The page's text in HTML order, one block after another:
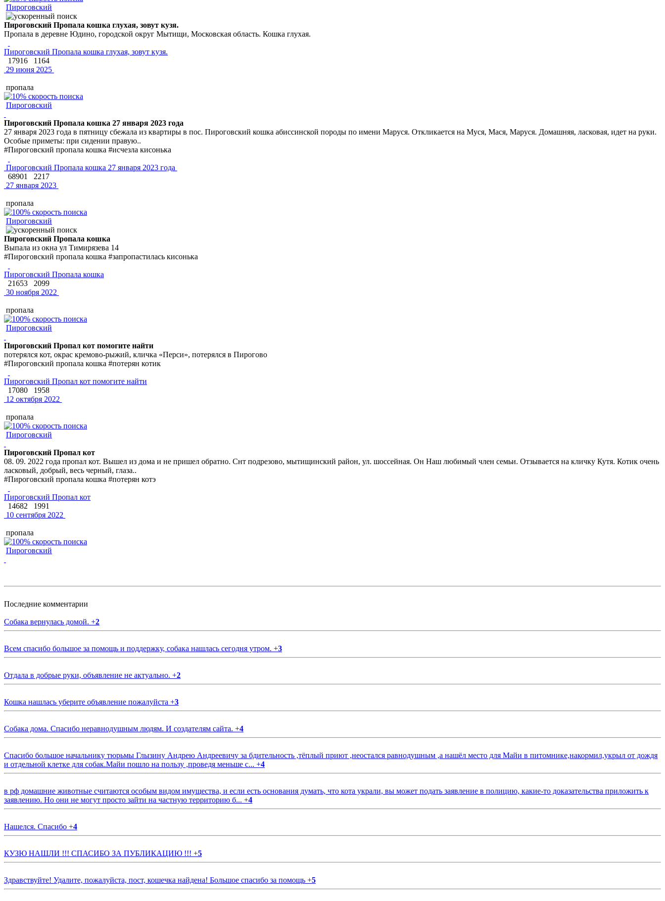
Пироговский
Пироговский Пропала кошка глухая, зовут кузя.
Пропала в деревне Юдино, городской округ Мытищи, Московская область. Кошка глухая.
Пироговский Пропала кошка глухая, зовут кузя.
17916
1164
29 июня 2025
пропала
Пироговский
Пироговский Пропала кошка 27 января 2023 года
27 января 2023 года в пятницу сбежала из квартиры в пос. Пироговский кошка абиссинской породы по имени Маруся. Откликается на Муся, Мася, Маруся. Домашняя, ласковая, идет на руки.
Особые приметы: при сидении правую..
#Пироговский пропала кошка #исчезла кисонька
Пироговский Пропала кошка 27 января 2023 года
68901
2217
27 января 2023
пропала
Пироговский
Пироговский Пропала кошка
Выпала из окна ул Тимирязева 14
#Пироговский пропала кошка #запропастилась кисонька
Пироговский Пропала кошка
21653
2099
30 ноября 2022
пропала
Пироговский
Пироговский Пропал кот помогите найти
потерялся кот, окрас кремово-рыжий, кличка «Перси», потерялся в Пирогово
#Пироговский пропала кошка #потерян котик
Пироговский Пропал кот помогите найти
17080
1958
12 октября 2022
пропала
Пироговский
Пироговский Пропал кот
08. 09. 2022 года пропал кот. Вышел из дома и не пришел обратно. Снт подрезово, мытищинский район, ул. шоссейная. Он Наш любимый член семьи. Отзывается на кличку Кутя. Котик очень
ласковый, добрый, весь черный, глаза..
#Пироговский пропала кошка #потерян котэ
Пироговский Пропал кот
14682
1991
10 сентября 2022
пропала
Пироговский
Последние комментарии
Собака вернулась домой. +2
Всем спасибо большое за помощь и поддержку, собака нашлась сегодня утром. +3
Отдала в добрые руки, объявление не актуально. +2
Кошка нашлась уберите объявление пожалуйста +3
Собака дома. Спасибо неравнодушным людям. И создателям сайта. +4
Спасибо большое начальнику тюрьмы Глызину Андрею Андреевичу за бдительность ,тёплый приют ,неостался равнодушным ,а нашёл место для Майи в питомнике,накормил,укрыл от дождя
и отдельной клетке для собак.Майи пошло на пользу ,проведя меньше с... +4
в рф домашние животные считаются особым видом имущества, и если есть основания думать, что кота украли, вы может подать заявление в полицию, какие-то доказательства приложить к
заявлению. Но они не могут просто зайти на частную территорию б... +4
Нашелся. Спасибо +4
КУЗЮ НАШЛИ !!! СПАСИБО ЗА ПУБЛИКАЦИЮ !!! +5
Здравствуйте! Удалите, пожалуйста, пост, кошечка найдена! Большое спасибо за помощь +5